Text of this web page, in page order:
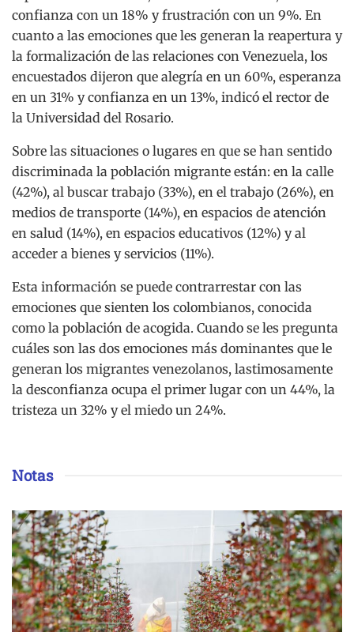
confianza con un 18% y frustración con un 9%. En
cuanto a las emociones que les generan la reapertura y
la formalización de las relaciones con Venezuela, los
encuestados dijeron que alegría en un 60%, esperanza
en un 31% y confianza en un 13%, indicó el rector de
la Universidad del Rosario.
Sobre las situaciones o lugares en que se han sentido
discriminada la población migrante están: en la calle
(42%), al buscar trabajo (33%), en el trabajo (26%), en
medios de transporte (14%), en espacios de atención
en salud (14%), en espacios educativos (12%) y al
acceder a bienes y servicios (11%).
Esta información se puede contrarrestar con las
emociones que sienten los colombianos, conocida
como la población de acogida. Cuando se les pregunta
cuáles son las dos emociones más dominantes que le
generan los migrantes venezolanos, lastimosamente
la desconfianza ocupa el primer lugar con un 44%, la
tristeza un 32% y el miedo un 24%.
Notas